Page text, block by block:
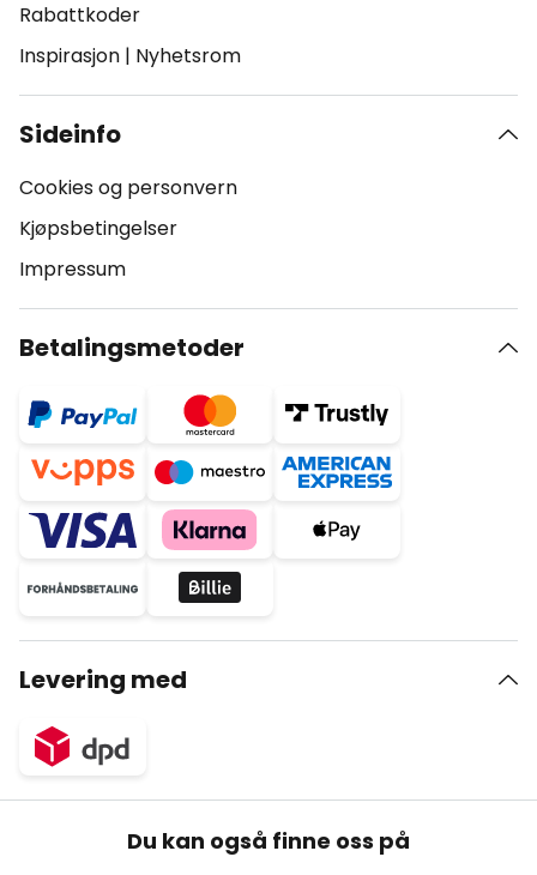
Rabattkoder
Inspirasjon | Nyhetsrom
Sideinfo
Cookies og personvern
Kjøpsbetingelser
Impressum
Betalingsmetoder
Levering med
Du kan også finne oss på